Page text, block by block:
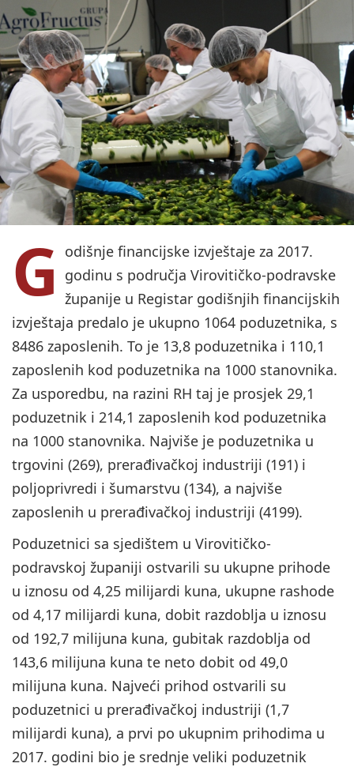
G
odišnje financijske izvještaje za 2017.
godinu s područja Virovitičko-podravske
županije u Registar godišnjih financijskih
izvještaja predalo je ukupno 1064 poduzetnika, s
8486 zaposlenih. To je 13,8 poduzetnika i 110,1
zaposlenih kod poduzetnika na 1000 stanovnika.
Za usporedbu, na razini RH taj je prosjek 29,1
poduzetnik i 214,1 zaposlenih kod poduzetnika
na 1000 stanovnika. Najviše je poduzetnika u
trgovini (269), prerađivačkoj industriji (191) i
poljoprivredi i šumarstvu (134), a najviše
zaposlenih u prerađivačkoj industriji (4199).
Poduzetnici sa sjedištem u Virovitičko-
podravskoj županiji ostvarili su ukupne prihode
u iznosu od 4,25 milijardi kuna, ukupne rashode
od 4,17 milijardi kuna, dobit razdoblja u iznosu
od 192,7 milijuna kuna, gubitak razdoblja od
143,6 milijuna kuna te neto dobit od 49,0
milijuna kuna. Najveći prihod ostvarili su
poduzetnici u prerađivačkoj industriji (1,7
milijardi kuna), a prvi po ukupnim prihodima u
2017. godini bio je srednje veliki poduzetnik